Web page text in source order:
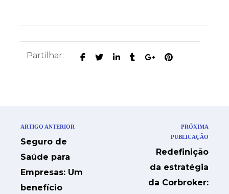
Partilhar:
ARTIGO ANTERIOR
Seguro de
Saúde para
Empresas: Um
benefício
PRÓXIMA
PUBLICAÇÃO
Redefinição
da estratégia
da Corbroker: